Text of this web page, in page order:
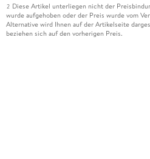
2 Diese Artikel unterliegen nicht der
wurde aufgehoben oder der Preis wurde vom
Alternative wird Ihnen auf der Artikelseite
beziehen sich auf den vorherigen Preis.